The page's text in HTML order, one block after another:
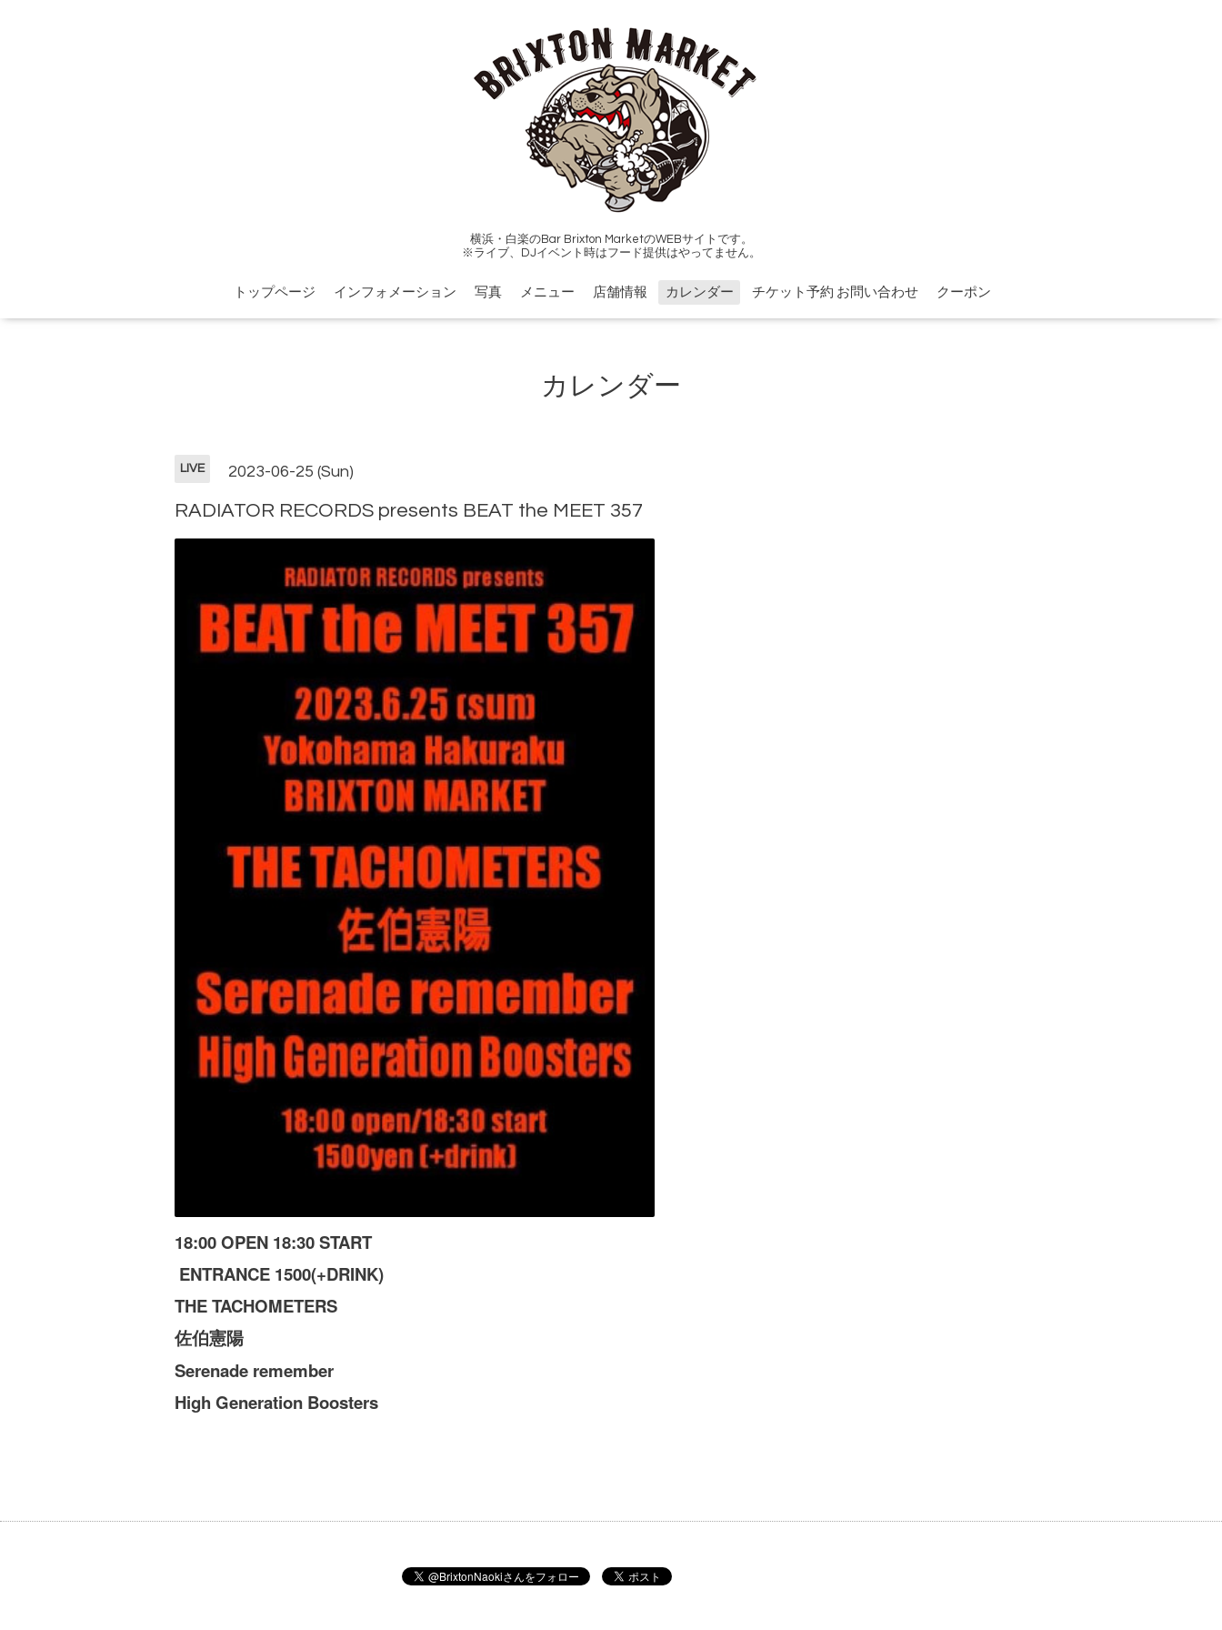
横浜・白楽のBar Brixton MarketのWEBサイトです。
※ライブ、DJイベント時はフード提供はやってません。
トップページ インフォメーション 写真 メニュー 店舗情報 カレンダー チケット予約 お問い合わせ クーポン
カレンダー
LIVE 2023-06-25 (Sun)
RADIATOR RECORDS presents BEAT the MEET 357
18:00 OPEN 18:30 START
ENTRANCE 1500(+DRINK)
THE TACHOMETERS
佐伯憲陽
Serenade remember
High Generation Boosters